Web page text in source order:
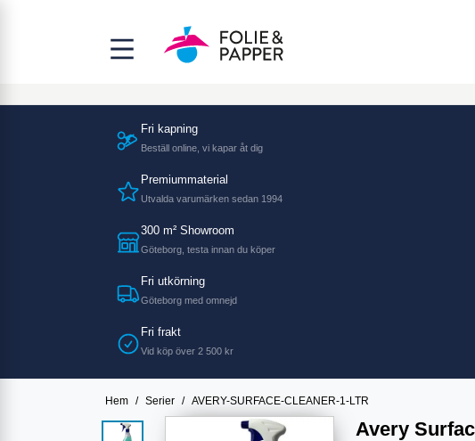
Fri kapning
Beställ online, vi kapar åt dig
Premiummaterial
Utvalda varumärken sedan 1994
300 m² Showroom
Göteborg, testa innan du köper
Fri utkörning
Göteborg med omnejd
Fri frakt
Vid köp över 2 500 kr
Hem / Serier / AVERY-SURFACE-CLEANER-1-LTR
Avery